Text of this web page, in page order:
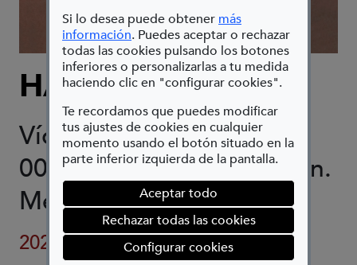
Si lo desea puede obtener más
información(Abre en nueva ventana)
. Puedes aceptar o rechazar
todas las cookies pulsando los botones
inferiores o personalizarlas a tu medida
haciendo clic en "configurar cookies".
Te recordamos que puedes modificar
tus ajustes de cookies en cualquier
momento usando el botón situado en la
parte inferior izquierda de la pantalla.
Aceptar todo
Rechazar todas las cookies
Configurar cookies(abre en ventana
HAC VINENT
Vídeo HD monocanal 06’
00”, pantalla de televisión.
Medidas variable.
2021-2022